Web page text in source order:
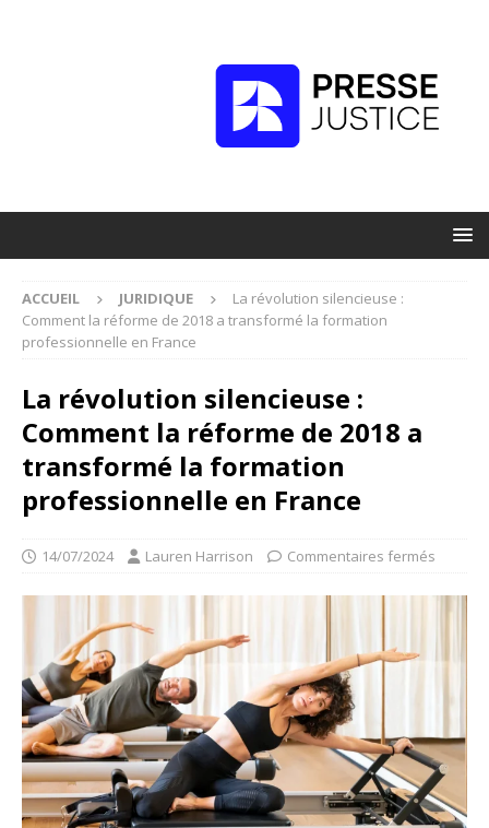
ACCUEIL JURIDIQUE
La révolution silencieuse :
Comment la réforme de 2018 a transformé la formation
professionnelle en France
La révolution silencieuse :
Comment la réforme de 2018 a
transformé la formation
professionnelle en France
14/07/2024 Lauren Harrison Commentaires fermés